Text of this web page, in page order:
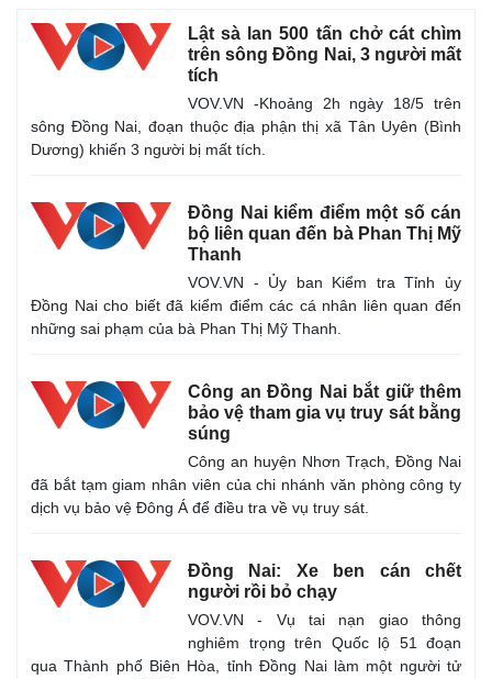
Cuộc sống đó đây
Hồ sơ
Ảnh
E-Magazine
Lật sà lan 500 tấn chở cát chìm
trên sông Đồng Nai, 3 người mất
tích
VOV.VN -Khoảng 2h ngày 18/5 trên
sông Đồng Nai, đoạn thuộc địa phận thị xã Tân Uyên (Bình
Dương) khiến 3 người bị mất tích.
Đồng Nai kiểm điểm một số cán
bộ liên quan đến bà Phan Thị Mỹ
Thanh
VOV.VN - Ủy ban Kiểm tra Tỉnh ủy
Đồng Nai cho biết đã kiểm điểm các cá nhân liên quan đến
những sai phạm của bà Phan Thị Mỹ Thanh.
Công an Đồng Nai bắt giữ thêm
bảo vệ tham gia vụ truy sát bằng
súng
Công an huyện Nhơn Trạch, Đồng Nai
đã bắt tạm giam nhân viên của chi nhánh văn phòng công ty
dịch vụ bảo vệ Đông Á để điều tra về vụ truy sát.
Đồng Nai: Xe ben cán chết
người rồi bỏ chạy
VOV.VN - Vụ tai nạn giao thông
nghiêm trọng trên Quốc lộ 51 đoạn
qua Thành phố Biên Hòa, tỉnh Đồng Nai làm một người tử